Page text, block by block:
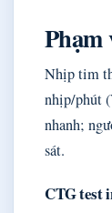
Phạm
Nhịp tim
nhịp/phút
nhanh;
sát.
CTG test